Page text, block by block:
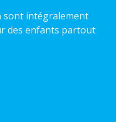
sont intégralement
des enfants partout